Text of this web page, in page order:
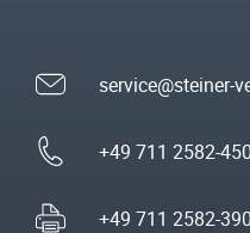
service@steiner-
+49 711 2582-450
+49 711 2582-390